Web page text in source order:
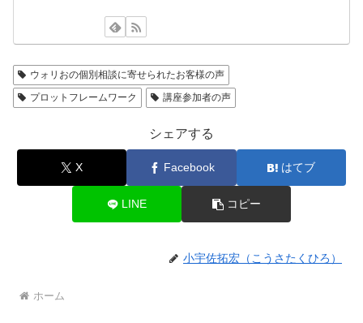
ウォリおの個別相談に寄せられたお客様の声
プロットフレームワーク
講座参加者の声
シェアする
X Facebook はてブ
LINE コピー
小宇佐拓宏（こうさたくひろ）
ホーム